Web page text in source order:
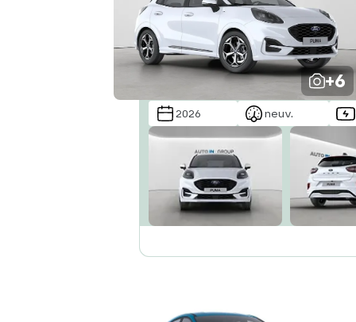
+6
2026 neuv.